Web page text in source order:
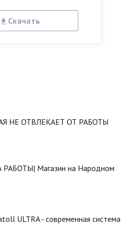
Скачать
НЕ ОТВЛЕКАЕТ ОТ РАБОТЫ
Магазин на Народном
ULTRA - современная система